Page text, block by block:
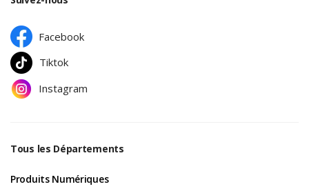
Facebook
Tiktok
Instagram
Tous les Départements
Produits Numériques